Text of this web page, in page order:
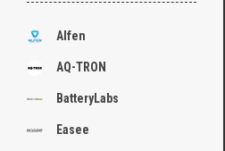
Alfen
AQ-TRON
BatteryLabs
Easee